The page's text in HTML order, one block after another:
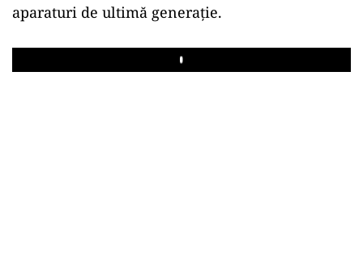
aparaturi de ultimă generație.
Play